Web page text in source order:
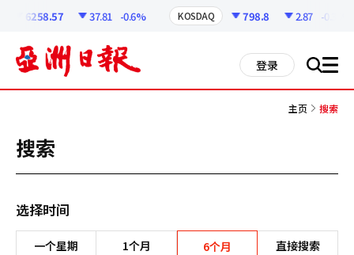
6258.57 37.81 -0.6% KOSDAQ 798.8 2.87 -0.36%
登录 搜 all
主页 搜索
搜索
选择时间
一个星期 1个月 6个月 直接搜索